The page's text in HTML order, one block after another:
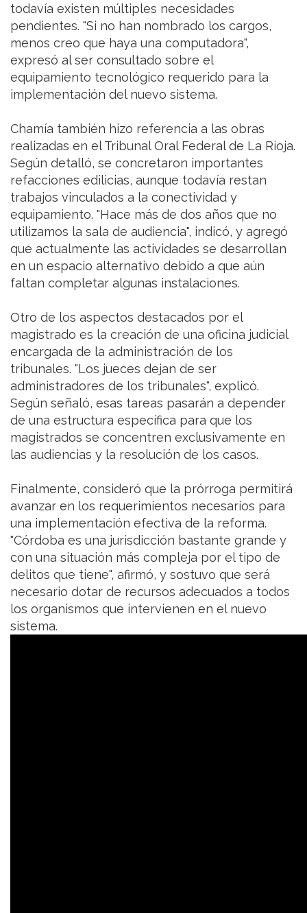
todavía existen múltiples necesidades
pendientes. "Si no han nombrado los cargos,
menos creo que haya una computadora",
expresó al ser consultado sobre el
equipamiento tecnológico requerido para la
implementación del nuevo sistema.
Chamía también hizo referencia a las obras
realizadas en el Tribunal Oral Federal de La Rioja.
Según detalló, se concretaron importantes
refacciones edilicias, aunque todavía restan
trabajos vinculados a la conectividad y
equipamiento. "Hace más de dos años que no
utilizamos la sala de audiencia", indicó, y agregó
que actualmente las actividades se desarrollan
en un espacio alternativo debido a que aún
faltan completar algunas instalaciones.
Otro de los aspectos destacados por el
magistrado es la creación de una oficina judicial
encargada de la administración de los
tribunales. "Los jueces dejan de ser
administradores de los tribunales", explicó.
Según señaló, esas tareas pasarán a depender
de una estructura específica para que los
magistrados se concentren exclusivamente en
las audiencias y la resolución de los casos.
Finalmente, consideró que la prórroga permitirá
avanzar en los requerimientos necesarios para
una implementación efectiva de la reforma.
"Córdoba es una jurisdicción bastante grande y
con una situación más compleja por el tipo de
delitos que tiene", afirmó, y sostuvo que será
necesario dotar de recursos adecuados a todos
los organismos que intervienen en el nuevo
sistema.